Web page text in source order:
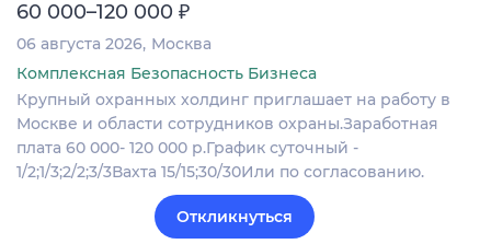
60 000–120 000 ₽
06 августа 2026 Москва
Комплексная Безопасность Бизнеса
Крупный охранных холдинг приглашает на работу в
Москве и области сотрудников охраны.Заработная
плата 60 000- 120 000 р.График суточный -
1/2;1/3;2/2;3/3Вахта 15/15;30/30Или по согласованию.
Откликнуться